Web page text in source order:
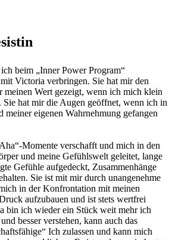
beim „Inner Power Program“
Victoria verbringen. Sie hat mir den
meinen Wert gezeigt, wenn ich mich klein
Sie hat mir die Augen geöffnet, wenn ich in
meiner eigenen Wahrnehmung gefangen
Momente verschafft und mich in den
und meine Gefühlswelt geleitet, lange
Gefühle aufgedeckt, Zusammenhänge
Sie ist mit mir durch unangenehme
in der Konfrontation mit meinen
aufzubauen und ist stets wertfrei
bin ich wieder ein Stück weit mehr ich
besser verstehen, kann auch das
Ich zulassen und kann mich